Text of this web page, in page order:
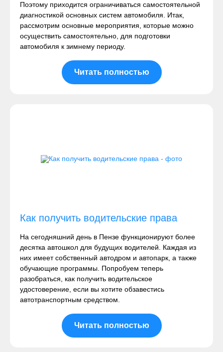
Поэтому приходится ограничиваться самостоятельной
диагностикой основных систем автомобиля. Итак,
рассмотрим основные мероприятия, которые можно
осуществить самостоятельно, для подготовки
автомобиля к зимнему периоду.
Читать полностью
Как получить водительские права
На сегодняшний день в Пензе функционируют более
десятка автошкол для будущих водителей. Каждая из
них имеет собственный автодром и автопарк, а также
обучающие программы. Попробуем теперь
разобраться, как получить водительское
удостоверение, если вы хотите обзавестись
автотранспортным средством.
Читать полностью